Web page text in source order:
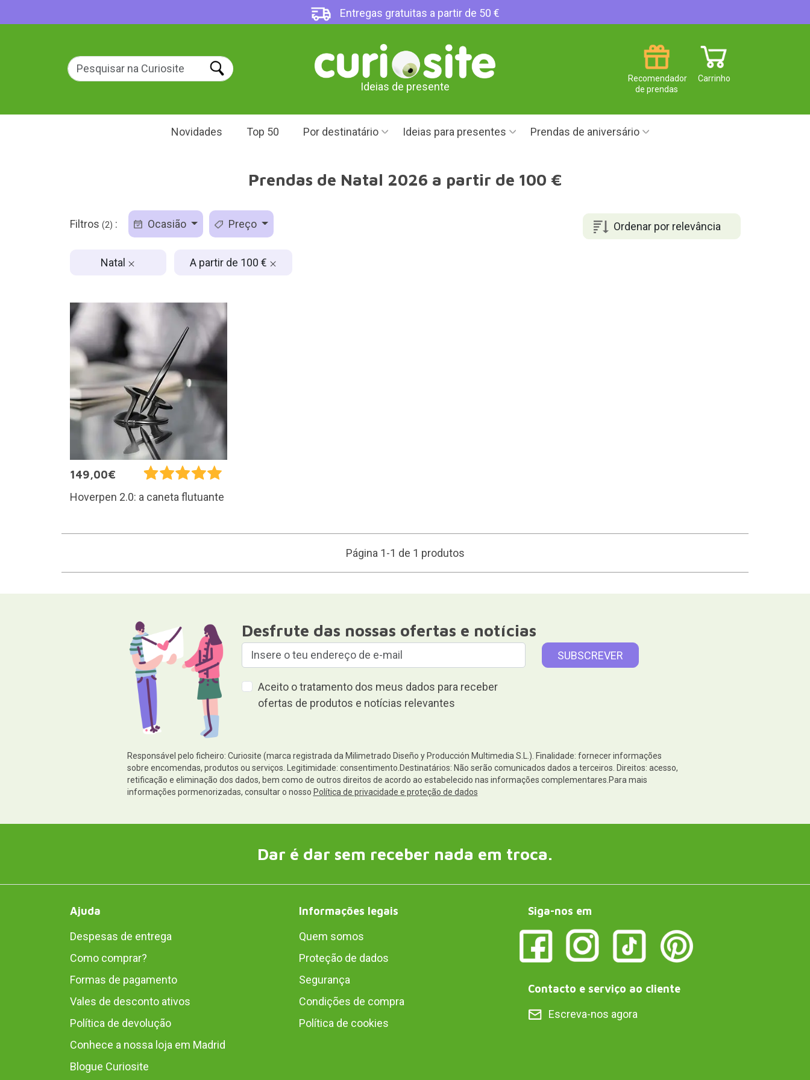
Entregas gratuitas a partir de 50 €
Ideias de presente
Carrinho
Recomendador
de prendas
Novidades Top 50 Por destinatário Ideias para presentes Prendas de aniversário
Prendas de Natal 2026 a partir de 100 €
Ordenar por relevância
Filtros (2) : Ocasião Preço
Natal A partir de 100 €
149,00€
Hoverpen 2.0: a caneta flutuante
Página 1-1 de 1 produtos
Desfrute das nossas ofertas e notícias
Aceito o tratamento dos meus dados para receber
ofertas de produtos e notícias relevantes
Responsável pelo ficheiro: Curiosite (marca registrada da Milimetrado Diseño y Producción Multimedia S.L.). Finalidade: fornecer informações
sobre encomendas, produtos ou serviços. Legitimidade: consentimento.Destinatários: Não serão comunicados dados a terceiros. Direitos: acesso,
retificação e eliminação dos dados, bem como de outros direitos de acordo ao estabelecido nas informações complementares.Para mais
informações pormenorizadas, consultar o nosso Política de privacidade e proteção de dados
Dar é dar sem receber nada em troca.
Ajuda
Despesas de entrega
Como comprar?
Formas de pagamento
Vales de desconto ativos
Política de devolução
Conhece a nossa loja em Madrid
Blogue Curiosite
Informações legais
Quem somos
Proteção de dados
Segurança
Condições de compra
Política de cookies
Siga-nos em
Contacto e serviço ao cliente
Escreva-nos agora